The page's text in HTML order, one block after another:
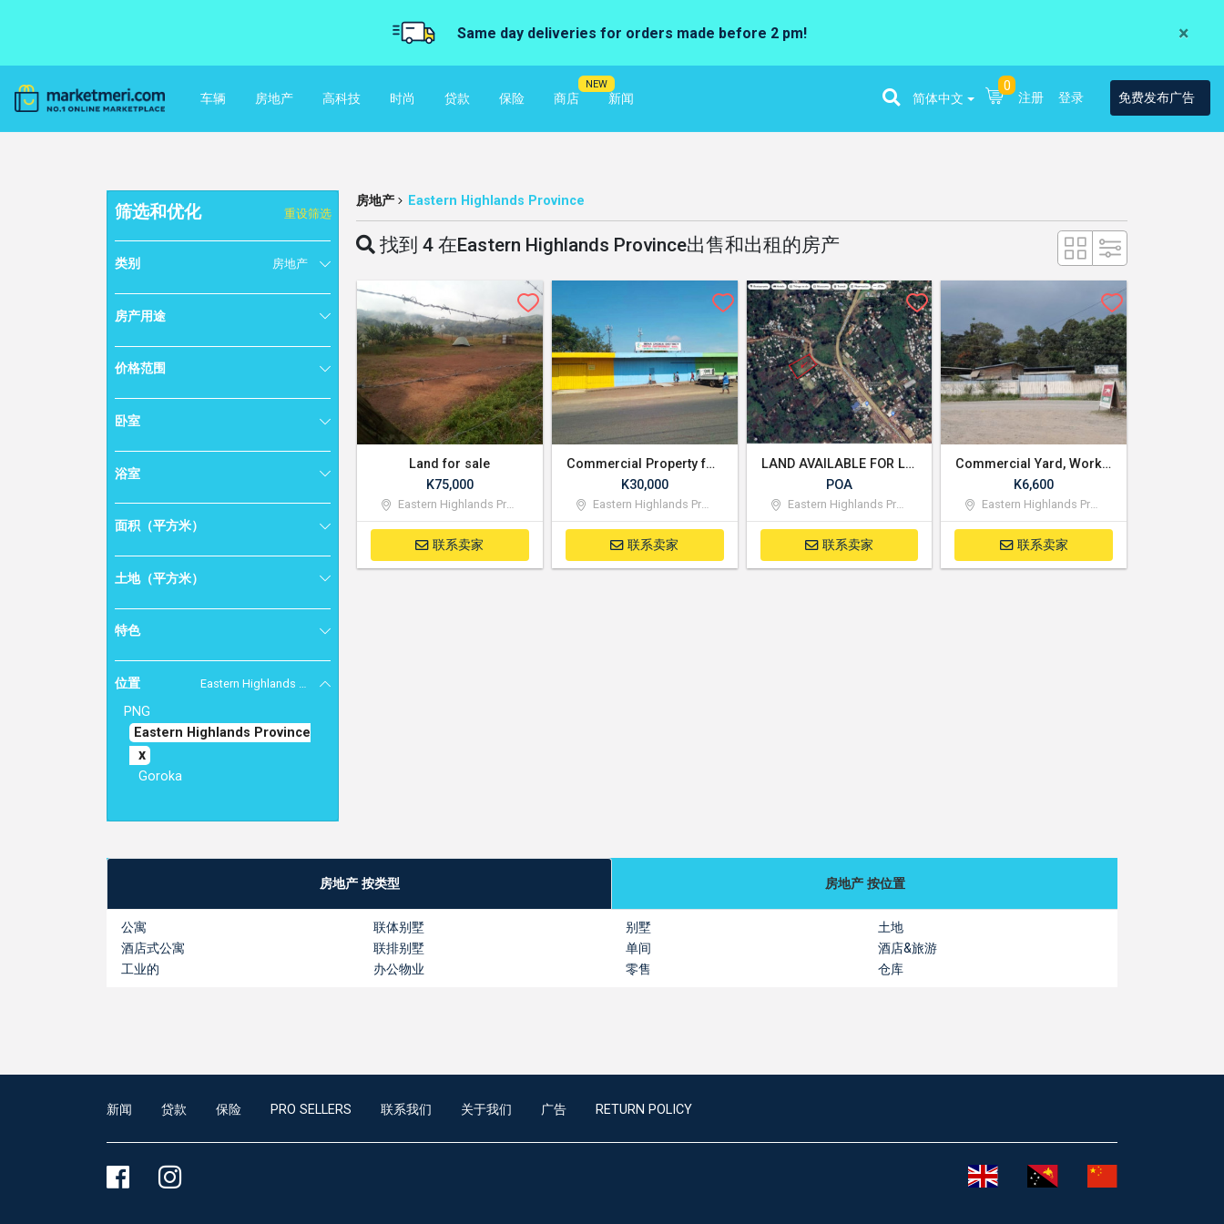
Same day deliveries for orders made before 2 pm! ×
车辆 房地产 高科技 时尚 贷款 保险
NEW
商店 新闻 简体中文
0
注册 登录 免费发布广告
筛选和优化 重设筛选
类别 房地产
房产用途
价格范围
卧室
浴室
面积（平方米）
土地（平方米）
特色
位置
PNG
Eastern Highlands Province
Goroka
房地产 Eastern Highlands Province
找到 4 在Eastern Highlands Province出售和出租的房产
Land for sale
K75,000
Eastern Highlands Province
联系卖家
Commercial Property for Lease in Goroka
K30,000
Eastern Highlands Province
联系卖家
LAND AVAILABLE FOR LEASE
POA
Eastern Highlands Province
联系卖家
Commercial Yard, Workshop with Office Space
K6,600
Eastern Highlands Province
联系卖家
房地产 按类型 房地产 按位置
公寓 联体别墅 别墅
土地
酒店式公寓
联排别墅 单间
酒店&旅游
工业的
办公物业 零售 仓库
新闻 贷款 保险 PRO SELLERS 联系我们 关于我们 广告 RETURN POLICY